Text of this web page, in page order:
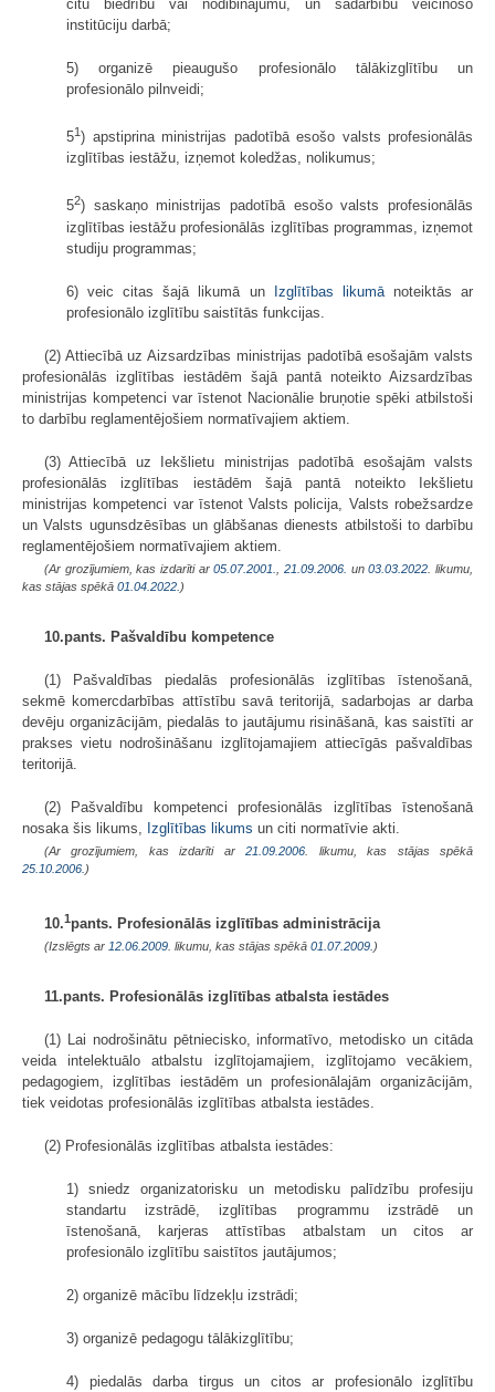
citu biedrību vai nodibinājumu, un sadarbību veicinošo
institūciju darbā;
5) organizē pieaugušo profesionālo tālākizglītību un
profesionālo pilnveidi;
51) apstiprina ministrijas padotībā esošo valsts profesionālās
izglītības iestāžu, izņemot koledžas, nolikumus;
52) saskaņo ministrijas padotībā esošo valsts profesionālās
izglītības iestāžu profesionālās izglītības programmas, izņemot
studiju programmas;
6) veic citas šajā likumā un Izglītības likumānoteiktās ar
profesionālo izglītību saistītās funkcijas.
(2) Attiecībā uz Aizsardzības ministrijas padotībā esošajām valsts
profesionālās izglītības iestādēm šajā pantā noteikto Aizsardzības
ministrijas kompetenci var īstenot Nacionālie bruņotie spēki atbilstoši
to darbību reglamentējošiem normatīvajiem aktiem.
(3) Attiecībā uz Iekšlietu ministrijas padotībā esošajām valsts
profesionālās izglītības iestādēm šajā pantā noteikto Iekšlietu
ministrijas kompetenci var īstenot Valsts policija, Valsts robežsardze
un Valsts ugunsdzēsības un glābšanas dienests atbilstoši to darbību
reglamentējošiem normatīvajiem aktiem.
(Ar grozījumiem, kas izdarīti ar05.07.2001. ,21.09.2006. un03.03.2022 . likumu,
kas stājas spēkā 01.04.2022. )
10.pants. Pašvaldību kompetence
(1) Pašvaldības piedalās profesionālās izglītības īstenošanā,
sekmē komercdarbības attīstību savā teritorijā, sadarbojas ar darba
devēju organizācijām, piedalās to jautājumu risināšanā, kas saistīti ar
prakses vietu nodrošināšanu izglītojamajiem attiecīgās pašvaldības
teritorijā.
(2) Pašvaldību kompetenci profesionālās izglītības īstenošanā
nosaka šis likums, Izglītības likums un citi normatīvie akti.
(Ar grozījumiem, kas izdarīti ar21.09.2006 . likumu, kas stājas spēkā
25.10.2006. )
10.1pants. Profesionālās izglītības administrācija
(Izslēgts ar 12.06.2009 . likumu, kas stājas spēkā 01.07.2009. )
11.pants. Profesionālās izglītības atbalsta iestādes
(1) Lai nodrošinātu pētniecisko, informatīvo, metodisko un citāda
veida intelektuālo atbalstu izglītojamajiem, izglītojamo vecākiem,
pedagogiem, izglītības iestādēm un profesionālajām organizācijām,
tiek veidotas profesionālās izglītības atbalsta iestādes.
(2) Profesionālās izglītības atbalsta iestādes:
1) sniedz organizatorisku un metodisku palīdzību profesiju
standartu izstrādē, izglītības programmu izstrādē un
īstenošanā, karjeras attīstības atbalstam un citos ar
profesionālo izglītību saistītos jautājumos;
2) organizē mācību līdzekļu izstrādi;
3) organizē pedagogu tālākizglītību;
4) piedalās darba tirgus un citos ar profesionālo izglītību